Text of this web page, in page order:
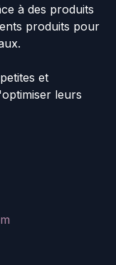
à des produits
produits pour
et
leurs